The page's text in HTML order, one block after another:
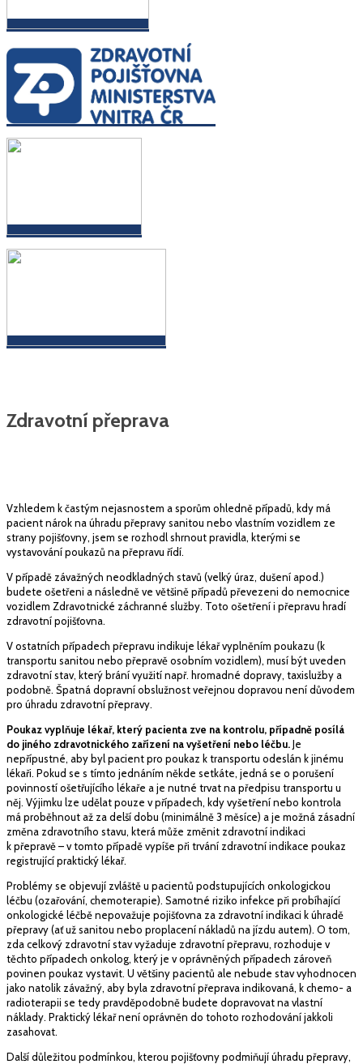
Zdravotní přeprava
Vzhledem k častým nejasnostem a sporům ohledně případů, kdy má
pacient nárok na úhradu přepravy sanitou nebo vlastním vozidlem ze
strany pojišťovny, jsem se rozhodl shrnout pravidla, kterými se
vystavování poukazů na přepravu řídí.
V případě závažných neodkladných stavů (velký úraz, dušení apod.)
budete ošetřeni a následně ve většině případů převezeni do nemocnice
vozidlem Zdravotnické záchranné služby. Toto ošetření i přepravu hradí
zdravotní pojišťovna.
V ostatních případech přepravu indikuje lékař vyplněním poukazu (k
transportu sanitou nebo přepravě osobním vozidlem), musí být uveden
zdravotní stav, který brání využití např. hromadné dopravy, taxislužby a
podobně. Špatná dopravní obslužnost veřejnou dopravou není důvodem
pro úhradu zdravotní přepravy.
Poukaz vyplňuje lékař, který pacienta zve na kontrolu, případně posílá
do jiného zdravotnického zařízení na vyšetření nebo léčbu.Je
nepřípustné, aby byl pacient pro poukaz k transportu odeslán k jinému
lékaři. Pokud se s tímto jednáním někde setkáte, jedná se o porušení
povinností ošetřujícího lékaře a je nutné trvat na předpisu transportu u
něj. Výjimku lze udělat pouze v případech, kdy vyšetření nebo kontrola
má proběhnout až za delší dobu (minimálně 3 měsíce) a je možná zásadní
změna zdravotního stavu, která může změnit zdravotní indikaci
k přepravě – v tomto případě vypíše při trvání zdravotní indikace poukaz
registrující praktický lékař.
Problémy se objevují zvláště u pacientů podstupujících onkologickou
léčbu (ozařování, chemoterapie). Samotné riziko infekce při probíhající
onkologické léčbě nepovažuje pojišťovna za zdravotní indikaci k úhradě
přepravy (ať už sanitou nebo proplacení nákladů na jízdu autem). O tom,
zda celkový zdravotní stav vyžaduje zdravotní přepravu, rozhoduje v
těchto případech onkolog, který je v oprávněných případech zároveň
povinen poukaz vystavit. U většiny pacientů ale nebude stav vyhodnocen
jako natolik závažný, aby byla zdravotní přeprava indikovaná, k chemo- a
radioterapii se tedy pravděpodobně budete dopravovat na vlastní
náklady. Praktický lékař není oprávněn do tohoto rozhodování jakkoli
zasahovat.
Další důležitou podmínkou, kterou pojišťovny podmiňují úhradu přepravy,